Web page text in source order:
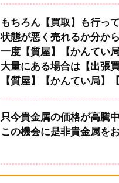
もちろん【買取】も行っ
状態が悪く売れるか分か
一度【質屋】【かんてい
大量にある場合は【出張
【質屋】【かんてい局】
只今貴金属の価格が高騰
この機会に是非貴金属を